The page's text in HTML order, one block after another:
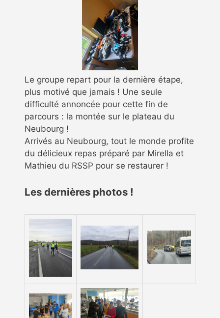
Le groupe repart pour la dernière étape,
plus motivé que jamais ! Une seule
difficulté annoncée pour cette fin de
parcours : la montée sur le plateau du
Neubourg !
Arrivés au Neubourg, tout le monde profite
du délicieux repas préparé par Mirella et
Mathieu du RSSP pour se restaurer !
Les dernières photos !